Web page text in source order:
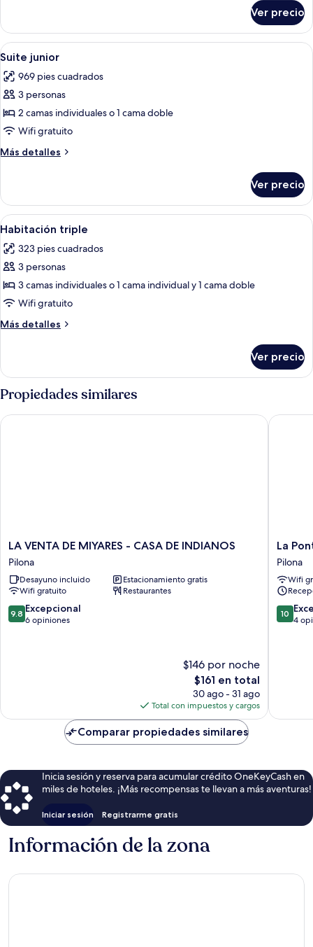
doble
superior
Ver precio
Abrir
todas
las
fotos
de
Suite
junior
Un dormitorio con papel tapiz floral,
3
Suite junior
969 pies cuadrados
3 personas
2 camas individuales o 1 cama doble
Wifi gratuito
Más detalles
Más
junior
Ver precio
Abrir
todas
las
fotos
de
Habitación
triple
Un dormitorio con papel tapiz floral,
2
Habitación triple
323 pies cuadrados
3 personas
3 camas individuales o 1 cama individual y 1 cama doble
Wifi gratuito
Más detalles
Más
triple
Ver precio
Propiedades similares
LA
VENTA
DE
MIYARES
-
CASA
DE
LA VENTA DE MIYARES - CASA DE INDIANOS
Pilona
Desayuno incluido
Estacionamiento gratis
Wifi gratuito
Restaurantes
9.8
de
9.8 Excepcional
6 opiniones
$146 por noche
El
precio
actual
es
de
$161
$161 en total
30 ago - 31 ago
Total con impuestos y cargos
LA VENTA DE MIYARES - CASA DE INDIANOS
La
Pontiga
Pilona
La
Pilona
Wifi
10.0
de
10
4
La
Comparar propiedades similares
Inicia sesión y reserva para acumular crédito OneKeyCash en
miles de hoteles. ¡Más recompensas te llevan a más aventuras!
Iniciar sesión Registrarme gratis
Información de la zona